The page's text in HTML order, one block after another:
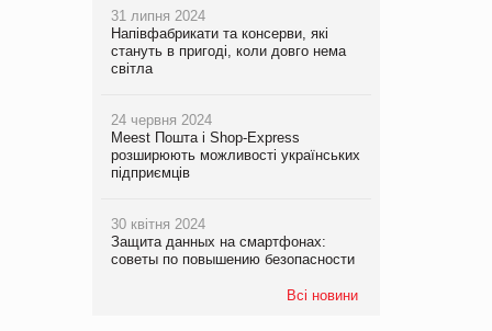
31 липня 2024
Напівфабрикати та консерви, які
стануть в пригоді, коли довго нема
світла
24 червня 2024
Meest Пошта і Shop-Express
розширюють можливості українських
підприємців
30 квітня 2024
Защита данных на смартфонах:
советы по повышению безопасности
Всі новини